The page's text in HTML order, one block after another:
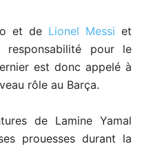
et de Lionel Messi et
responsabilité pour le
est donc appelé à
rôle au Barça.
de Lamine Yamal
prouesses durant la